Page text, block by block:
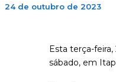
24 de outubro de 2023
Esta terça-
sábado, em